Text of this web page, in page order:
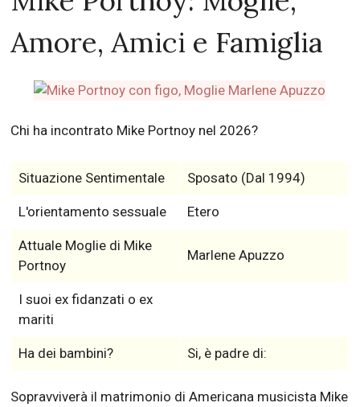
Amore, Amici e Famiglia
Chi ha incontrato Mike Portnoy nel 2026?
Situazione Sentimentale Sposato (Dal 1994)
L'orientamento sessuale Etero
Attuale Moglie di Mike
Portnoy
Marlene Apuzzo
I suoi ex fidanzati o ex
mariti
Ha dei bambini? Si, è padre di:
Sopravviverà il matrimonio di Americana musicista Mike